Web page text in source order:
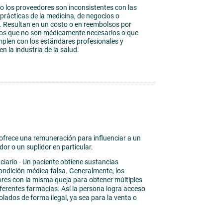
los proveedores son inconsistentes con las
de la medicina, de negocios o
Resultan en un costo o en reembolsos por
que no son médicamente necesarios o que
con los estándares profesionales y
la industria de la salud.
una remuneración para influenciar a un
o un suplidor en particular.
- Un paciente obtiene sustancias
médica falsa. Generalmente, los
con la misma queja para obtener múltiples
farmacias. Así la persona logra acceso
de forma ilegal, ya sea para la venta o